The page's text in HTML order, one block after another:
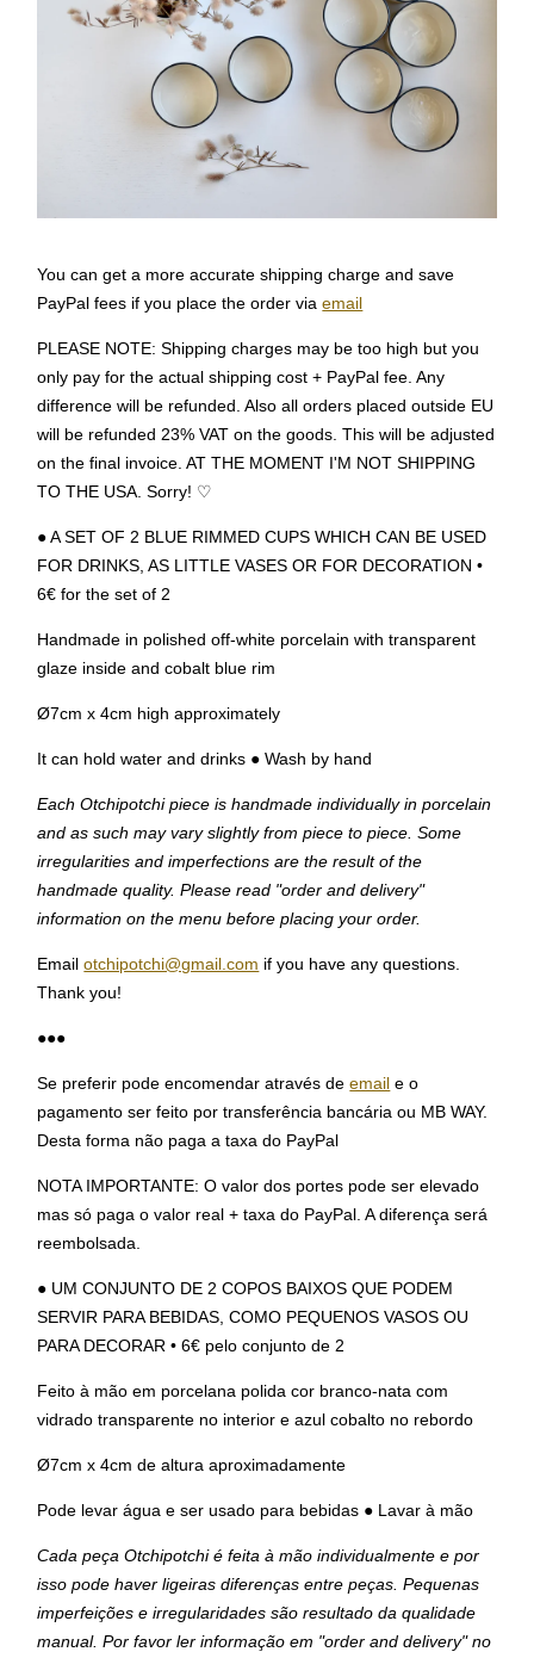
You can get a more accurate shipping charge and save
PayPal fees if you place the order viaemail
PLEASE NOTE: Shipping charges may be too high but you
only pay for the actual shipping cost + PayPal fee. Any
difference will be refunded. Also all orders placed outside EU
will be refunded 23% VAT on the goods. This will be adjusted
on the final invoice. AT THE MOMENT I'M NOT SHIPPING
TO THE USA. Sorry! ♡
● A SET OF 2 BLUE RIMMED CUPS WHICH CAN BE USED
FOR DRINKS, AS LITTLE VASES OR FOR DECORATION •
6€ for the set of 2
Handmade in polished off-white porcelain with transparent
glaze inside and cobalt blue rim
Ø7cm x 4cm high approximately
It can hold water and drinks ● Wash by hand
Each Otchipotchi piece is handmade individually in porcelain
and as such may vary slightly from piece to piece. Some
irregularities and imperfections are the result of the
handmade quality. Please read "order and delivery"
information on the menu before placing your order.
Emailotchipotchi@gmail.com if you have any questions.
Thank you!
●●●
Se preferir pode encomendar através deemail e o
pagamento ser feito por transferência bancária ou MB WAY.
Desta forma não paga a taxa do PayPal
NOTA IMPORTANTE: O valor dos portes pode ser elevado
mas só paga o valor real + taxa do PayPal. A diferença será
reembolsada.
● UM CONJUNTO DE 2 COPOS BAIXOS QUE PODEM
SERVIR PARA BEBIDAS, COMO PEQUENOS VASOS OU
PARA DECORAR • 6€ pelo conjunto de 2
Feito à mão em porcelana polida cor branco-nata com
vidrado transparente no interior e azul cobalto no rebordo
Ø7cm x 4cm de altura aproximadamente
Pode levar água e ser usado para bebidas ● Lavar à mão
Cada peça Otchipotchi é feita à mão individualmente e por
isso pode haver ligeiras diferenças entre peças. Pequenas
imperfeições e irregularidades são resultado da qualidade
manual. Por favor ler informação em "order and delivery" no